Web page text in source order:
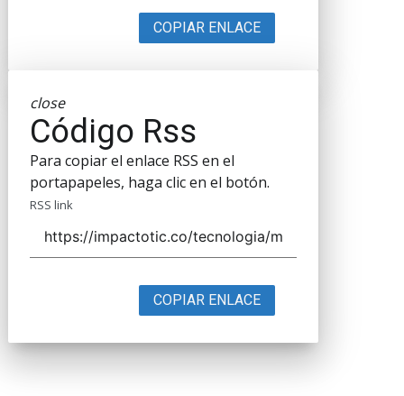
COPIAR ENLACE
close
Código Rss
Para copiar el enlace RSS en el
portapapeles, haga clic en el botón.
RSS link
COPIAR ENLACE